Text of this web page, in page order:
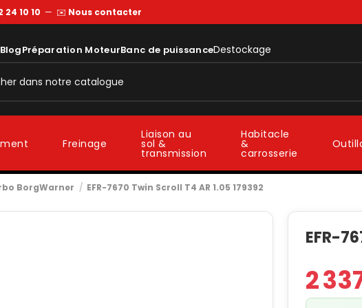
24 10 10 — ✉️ Nous contacter
BlogPréparation MoteurBanc de puissanceDestockage
Freinage
Liaison au
sol &
transmission
Habitacle
&
carrosserie
BorgWarner EFR-7670 Twin Scroll T4 AR 1.05 179392
EFR-
2